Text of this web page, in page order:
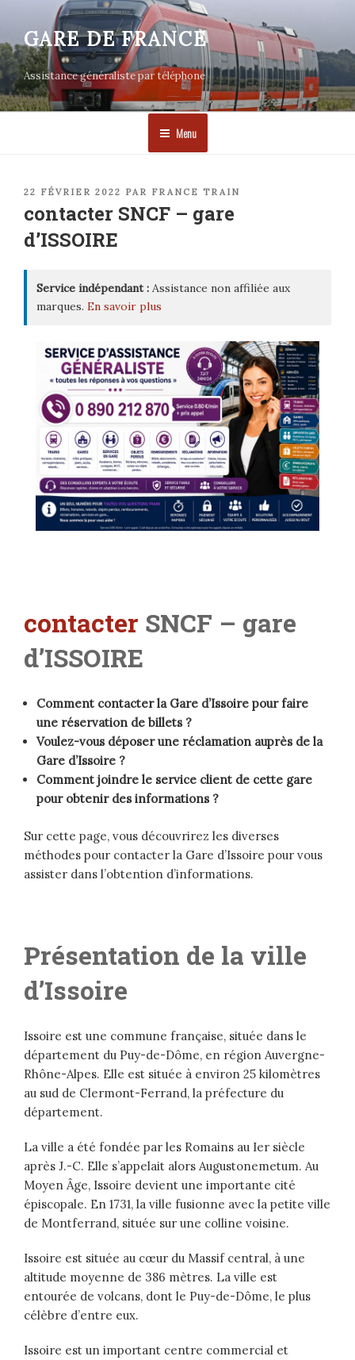
contenu
principal
GARE DE FRANCE
Assistance généraliste par téléphone
Menu
PUBLIÉ
22 FÉVRIER 2022 PAR FRANCE TRAIN
contacter SNCF – gare
d’ISSOIRE
Service indépendant : Assistance non affiliée aux
marques. En savoir plus
contacter SNCF – gare
d’ISSOIRE
Comment contacter la Gare d’Issoire pour faire
une réservation de billets ?
Voulez-vous déposer une réclamation auprès de la
Gare d’Issoire ?
Comment joindre le service client de cette gare
pour obtenir des informations ?
Sur cette page, vous découvrirez les diverses
méthodes pour contacter la Gare d’Issoire pour vous
assister dans l’obtention d’informations.
Présentation de la ville
d’Issoire
Issoire est une commune française, située dans le
département du Puy-de-Dôme, en région Auvergne-
Rhône-Alpes. Elle est située à environ 25 kilomètres
au sud de Clermont-Ferrand, la préfecture du
département.
La ville a été fondée par les Romains au Ier siècle
après J.-C. Elle s’appelait alors Augustonemetum. Au
Moyen Âge, Issoire devient une importante cité
épiscopale. En 1731, la ville fusionne avec la petite ville
de Montferrand, située sur une colline voisine.
Issoire est située au cœur du Massif central, à une
altitude moyenne de 386 mètres. La ville est
entourée de volcans, dont le Puy-de-Dôme, le plus
célèbre d’entre eux.
Issoire est un important centre commercial et